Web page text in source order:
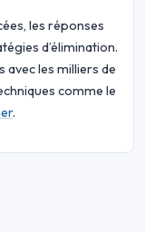
les réponses
d’élimination.
les milliers de
comme le
.